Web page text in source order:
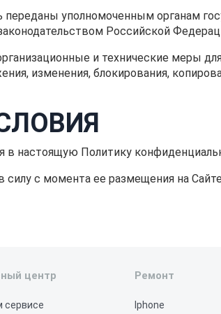
уполномоченным органам
Российской
и технические меры
изменения, блокирования,
настоящую Политику
с момента ее размещения на
центр
сервисе
Ремонт
Iphone